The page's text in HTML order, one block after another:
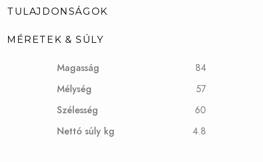
TULAJDONSÁGOK
MÉRETEK & SÚLY
Magasság
84
Mélység
57
Szélesség
60
Nettó súly kg
4.8